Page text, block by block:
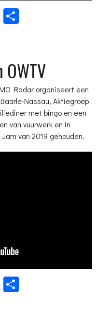
Pinterest
Radar organiseert een
Nassau, Aktiegroep
met bingo en een
van vuurwerk en in
van 2019 gehouden.
Pinterest